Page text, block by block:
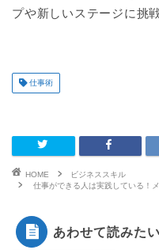
プや新しいステージに挑
仕事術
HOME
ビジネススキル
仕事ができる人は実践している！
あわせて読みたい